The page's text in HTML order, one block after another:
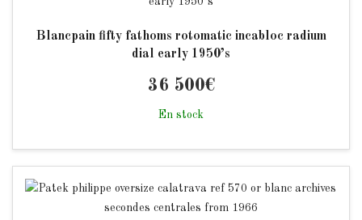
Blancpain fifty fathoms rotomatic incabloc radium
dial early 1950’s
36 500€
En stock